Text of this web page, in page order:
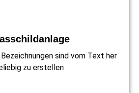
sind vom Text her
zu erstellen